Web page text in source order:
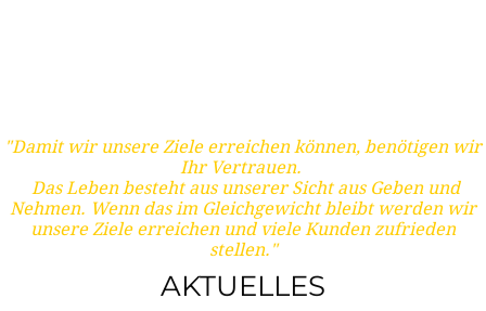
"Damit wir unsere Ziele erreichen können, benötigen wir
Ihr Vertrauen.
Das Leben besteht aus unserer Sicht aus Geben und
Nehmen. Wenn das im Gleichgewicht bleibt werden wir
unsere Ziele erreichen und viele Kunden zufrieden
stellen."
AKTUELLES